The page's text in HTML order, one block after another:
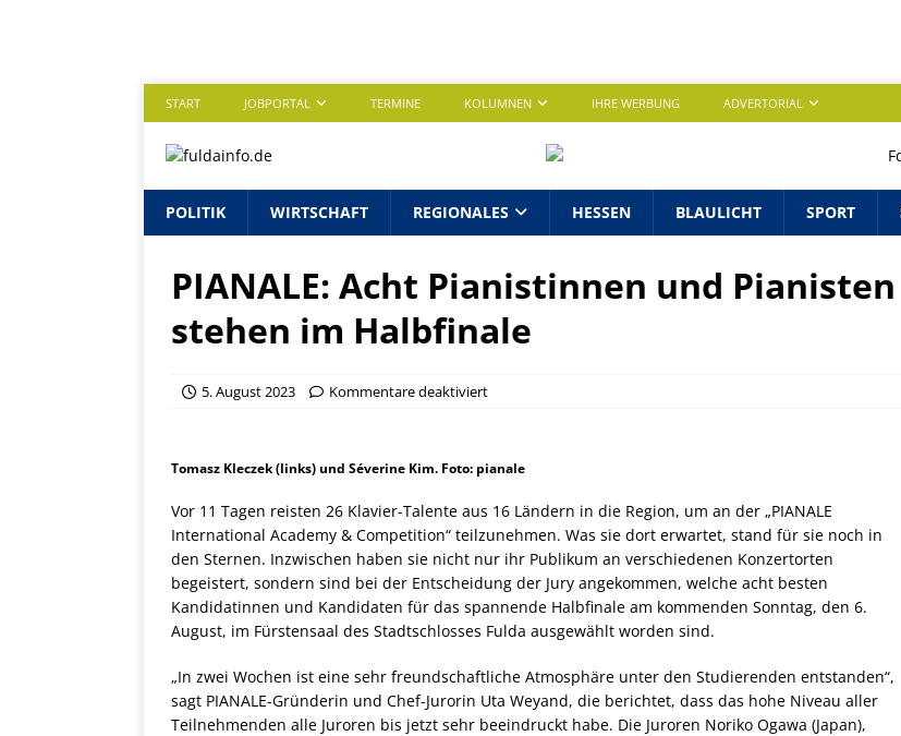
START JOBPORTAL TERMINE KOLUMNEN IHRE WERBUNG ADVERTORIAL
POLITIK WIRTSCHAFT REGIONALES HESSEN BLAULICHT SPORT
PIANALE: Acht Pianistinnen und Pianisten
stehen im Halbfinale
5. August 2023 Kommentare deaktiviert
Tomasz Kleczek (links) und Séverine Kim. Foto: pianale
Vor 11 Tagen reisten 26 Klavier-Talente aus 16 Ländern in die Region, um an der „PIANALE
International Academy & Competition“ teilzunehmen. Was sie dort erwartet, stand für sie noch in
den Sternen. Inzwischen haben sie nicht nur ihr Publikum an verschiedenen Konzertorten
begeistert, sondern sind bei der Entscheidung der Jury angekommen, welche acht besten
Kandidatinnen und Kandidaten für das spannende Halbfinale am kommenden Sonntag, den 6.
August, im Fürstensaal des Stadtschlosses Fulda ausgewählt worden sind.
„In zwei Wochen ist eine sehr freundschaftliche Atmosphäre unter den Studierenden entstanden“,
sagt PIANALE-Gründerin und Chef-Jurorin Uta Weyand, die berichtet, dass das hohe Niveau aller
Teilnehmenden alle Juroren bis jetzt sehr beeindruckt habe. Die Juroren Noriko Ogawa (Japan),